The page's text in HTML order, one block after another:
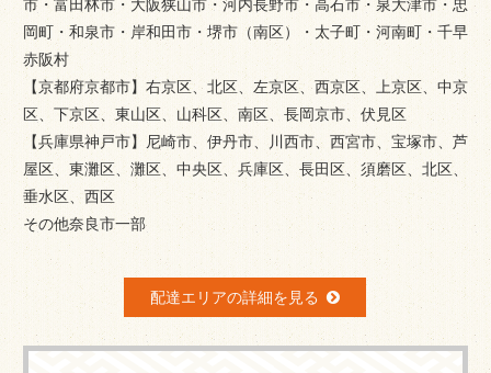
市・富田林市・大阪狭山市・河内長野市・高石市・泉大津市・忠
岡町・和泉市・岸和田市・堺市（南区）・太子町・河南町・千早
赤阪村
【京都府京都市】右京区、北区、左京区、西京区、上京区、中京
区、下京区、東山区、山科区、南区、長岡京市、伏見区
【兵庫県神戸市】尼崎市、伊丹市、川西市、西宮市、宝塚市、芦
屋区、東灘区、灘区、中央区、兵庫区、長田区、須磨区、北区、
垂水区、西区
その他奈良市一部
配達エリアの詳細を見る